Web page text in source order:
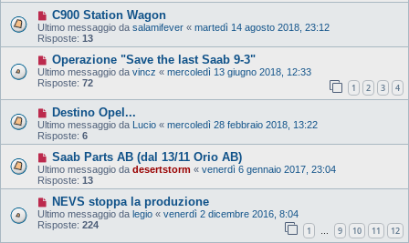
C900 Station Wagon
Ultimo messaggio da salamifever « martedì 14 agosto 2018, 23:12
Risposte: 13
Operazione "Save the last Saab 9-3"
Ultimo messaggio da vincz « mercoledì 13 giugno 2018, 12:33
Risposte: 72 1 2 3 4
Destino Opel...
Ultimo messaggio da Lucio « mercoledì 28 febbraio 2018, 13:22
Risposte: 6
Saab Parts AB (dal 13/11 Orio AB)
Ultimo messaggio da desertstorm « venerdì 6 gennaio 2017, 23:04
Risposte: 13
NEVS stoppa la produzione
Ultimo messaggio da legio « venerdì 2 dicembre 2016, 8:04
Risposte: 224 1 … 9 10 11 12